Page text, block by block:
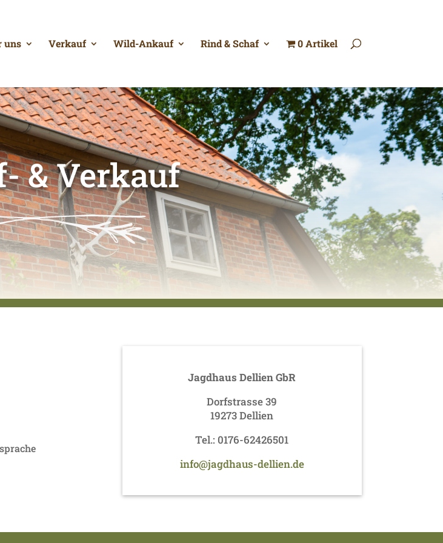
uns Verkauf Wild-Ankauf Rind & Schaf 0 Artikel
& Verkauf
Jagdhaus Dellien GbR
Dorfstrasse 39
19273 Dellien
Tel.: 0176-62426501
info@jagdhaus-dellien.de